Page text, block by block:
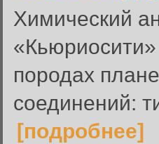
Химический
породах
соединений:
[подробнее]